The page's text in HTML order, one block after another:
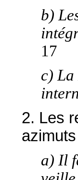
b)
17
c) La
2. Les
a) Il